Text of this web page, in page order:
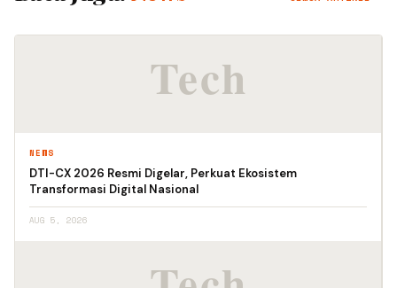
NEWS
DTI-CX 2026 Resmi Digelar, Perkuat Ekosistem
Transformasi Digital Nasional
AUG 5, 2026